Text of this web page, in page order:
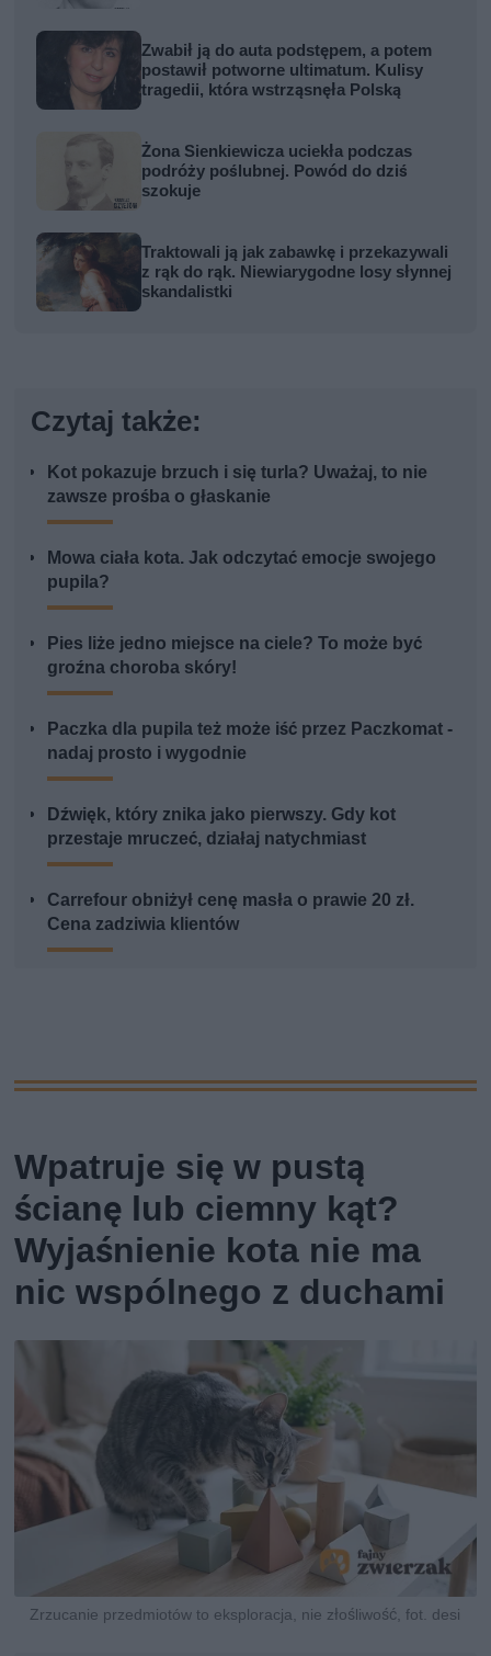
Zwabił ją do auta podstępem, a potem
postawił potworne ultimatum. Kulisy
tragedii, która wstrząsnęła Polską
Żona Sienkiewicza uciekła podczas
podróży poślubnej. Powód do dziś
szokuje
Traktowali ją jak zabawkę i przekazywali
z rąk do rąk. Niewiarygodne losy słynnej
skandalistki
Czytaj także:
Kot pokazuje brzuch i się turla? Uważaj, to nie
zawsze prośba o głaskanie
Mowa ciała kota. Jak odczytać emocje swojego
pupila?
Pies liże jedno miejsce na ciele? To może być
groźna choroba skóry!
Paczka dla pupila też może iść przez Paczkomat -
nadaj prosto i wygodnie
Dźwięk, który znika jako pierwszy. Gdy kot
przestaje mruczeć, działaj natychmiast
Carrefour obniżył cenę masła o prawie 20 zł.
Cena zadziwia klientów
Wpatruje się w pustą
ścianę lub ciemny kąt?
Wyjaśnienie kota nie ma
nic wspólnego z duchami
Zrzucanie przedmiotów to eksploracja, nie złośliwość, fot. desi